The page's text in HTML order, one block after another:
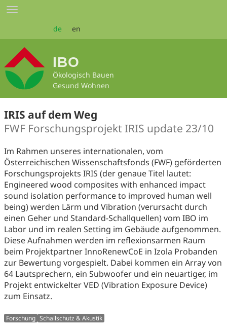
Zum
Seiteninhalt
Toggle
de en
IBO
Ökologisch Bauen
Gesund Wohnen
IRIS auf dem Weg
FWF Forschungsprojekt IRIS update 23/10
Im Rahmen unseres internationalen, vom
Österreichischen Wissenschaftsfonds (FWF) geförderten
Forschungsprojekts IRIS (der genaue Titel lautet:
Engineered wood composites with enhanced impact
sound isolation performance to improved human well
being) werden Lärm und Vibration (verursacht durch
einen Geher und Standard-Schallquellen) vom IBO im
Labor und im realen Setting im Gebäude aufgenommen.
Diese Aufnahmen werden im reflexionsarmen Raum
beim Projektpartner InnoRenewCoE in Izola Probanden
zur Bewertung vorgespielt. Dabei kommen ein Array von
64 Lautsprechern, ein Subwoofer und ein neuartiger, im
Projekt entwickelter VED (Vibration Exposure Device)
zum Einsatz.
Forschung Schallschutz & Akustik